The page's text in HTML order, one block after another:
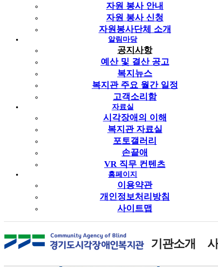
자원 봉사 안내
자원 봉사 신청
자원봉사단체 소개
알림마당
공지사항
예산 및 결산 공고
복지뉴스
복지관 주요 월간 일정
고객소리함
자료실
시각장애의 이해
복지관 자료실
포토갤러리
손끝애
VR 직무 컨텐츠
홈페이지
이용약관
개인정보처리방침
사이트맵
기관소개
셔틀버스운행표 를 공지드리오니 참고부탁드립니다